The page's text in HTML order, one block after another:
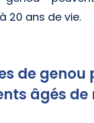
20 ans de vie.
de genou
âgés de